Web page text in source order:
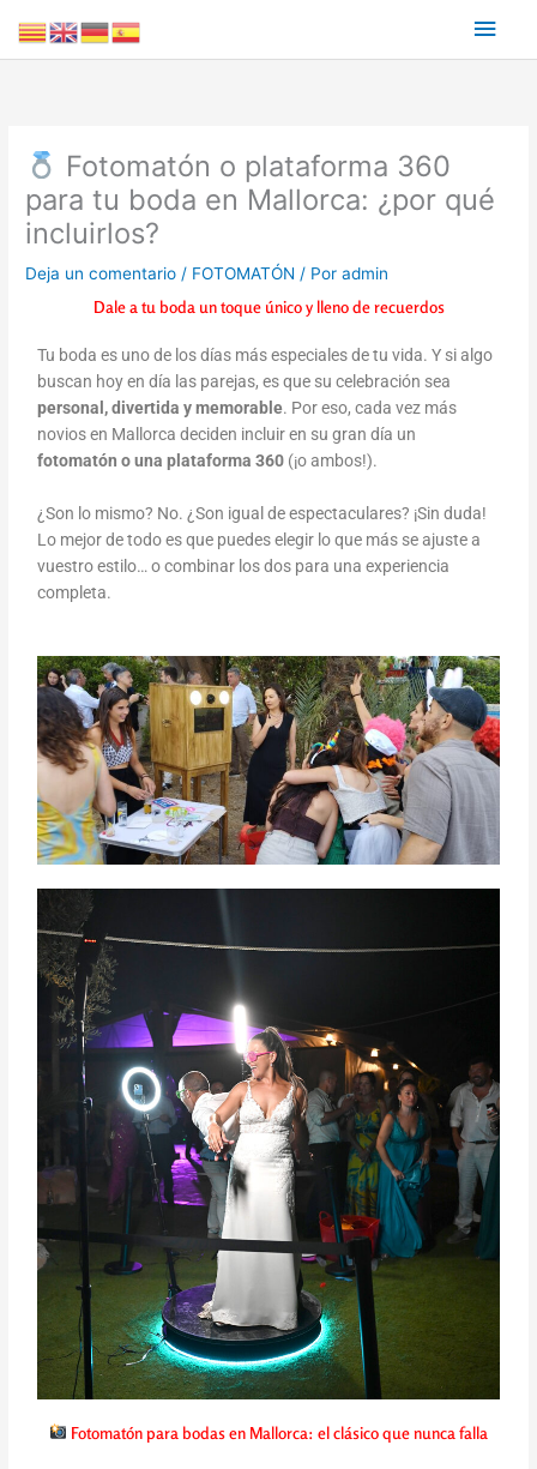
contenido
Fotomatón o plataforma 360
para tu boda en Mallorca: ¿por qué
incluirlos?
Deja un comentario / FOTOMATÓN / Poradmin
Dale a tu boda un toque único y lleno de recuerdos
Tu boda es uno de los días más especiales de tu vida. Y si algo
buscan hoy en día las parejas, es que su celebración sea
personal, divertida y memorable. Por eso, cada vez más
novios en Mallorca deciden incluir en su gran día un
fotomatón o una plataforma 360 (¡o ambos!).
¿Son lo mismo? No. ¿Son igual de espectaculares? ¡Sin duda!
Lo mejor de todo es que puedes elegir lo que más se ajuste a
vuestro estilo… o combinar los dos para una experiencia
completa.
Fotomatón para bodas en Mallorca: el clásico que nunca falla